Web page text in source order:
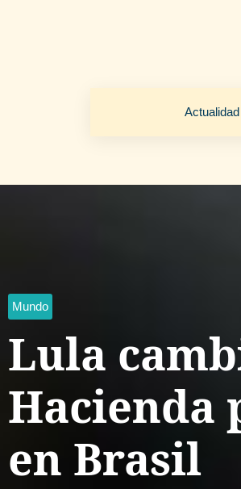
Actualidad
Mundo
Lula
Hacienda
en Brasil